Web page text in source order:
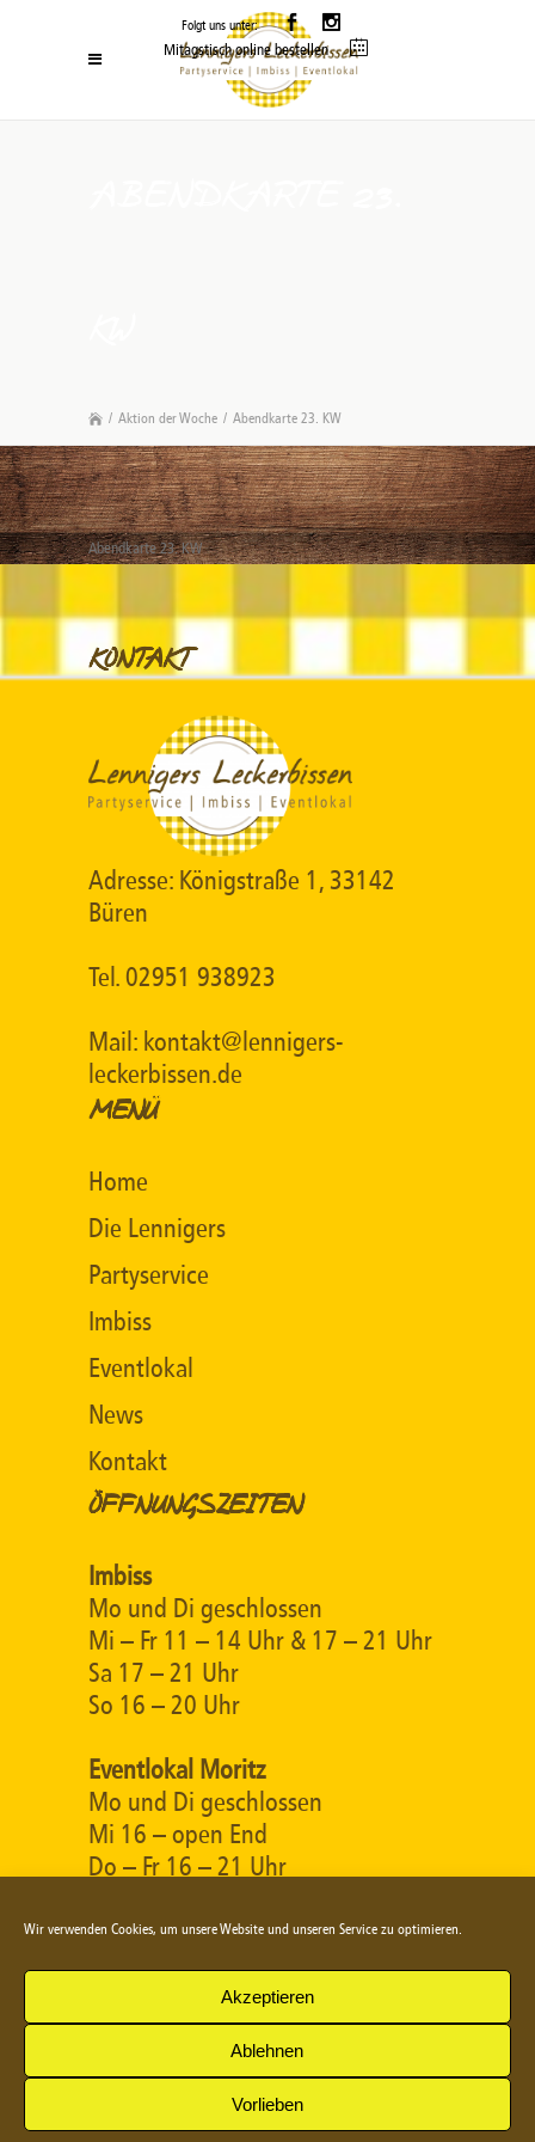
Wir verwenden Cookies, um unsere Website und unseren Service zu optimieren.
Akzeptieren
Ablehnen
Vorlieben
Folgt uns unter:
Mitagstisch online bestellen
/ Aktion der Woche / Abendkarte 23. KW
Abendkarte 23. KW
KONTAKT
Adresse: Königstraße 1, 33142
Büren
Tel. 02951 938923
Mail: kontakt@lennigers-
leckerbissen.de
MENÜ
Home
Die Lennigers
Partyservice
Imbiss
Eventlokal
News
Kontakt
ÖFFNUNGSZEITEN
Imbiss
Mo und Di geschlossen
Mi – Fr 11 – 14 Uhr & 17 – 21 Uhr
Sa 17 – 21 Uhr
So 16 – 20 Uhr
Eventlokal Moritz
Mo und Di geschlossen
Mi 16 – open End
Do – Fr 16 – 21 Uhr
So 16 – open End (warme Küche
bis 20:00 Uhr)
Impressum|
Cookie-Richtlinie (EU)